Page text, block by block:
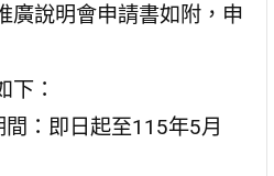
廣說明會申請書如附，申
下：
：即日起至115年5月